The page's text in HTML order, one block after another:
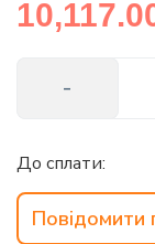
info@hectare.ua
До сплати:
Повідомити